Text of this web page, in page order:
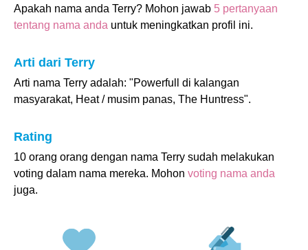
Apakah nama anda Terry? Mohon jawab 5 pertanyaan
tentang nama anda untuk meningkatkan profil ini.
Arti dari Terry
Arti nama Terry adalah: "Powerfull di kalangan
masyarakat, Heat / musim panas, The Huntress".
Rating
10 orang orang dengan nama Terry sudah melakukan
voting dalam nama mereka. Mohon voting nama anda
juga.